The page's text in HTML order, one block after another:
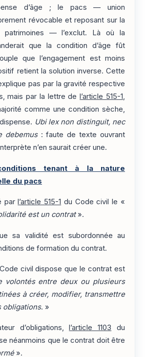
d’âge ; le pacs — union
révocable et reposant sur la
patrimoines — l’exclut. Là où la
que la condition d’âge fût
que l’engagement est moins
retient la solution inverse. Cette
pas par la gravité respective
mais par la lettre de
l’article 515-1,
comme une condition sèche,
Ubi lex non distinguit, nec
debemus: faute de texte ouvrant
n’en saurait créer une.
tenant à la nature
du pacs
parl’article 515-1 du Code civil le «
est un contrat».
sa validité est subordonnée au
de formation du contrat.
civil dispose que le contrat est
volontés entre deux ou plusieurs
à créer, modifier, transmettre
obligations. »
d’obligations,l’article 1103 du
néanmoins que le contrat doit être
».